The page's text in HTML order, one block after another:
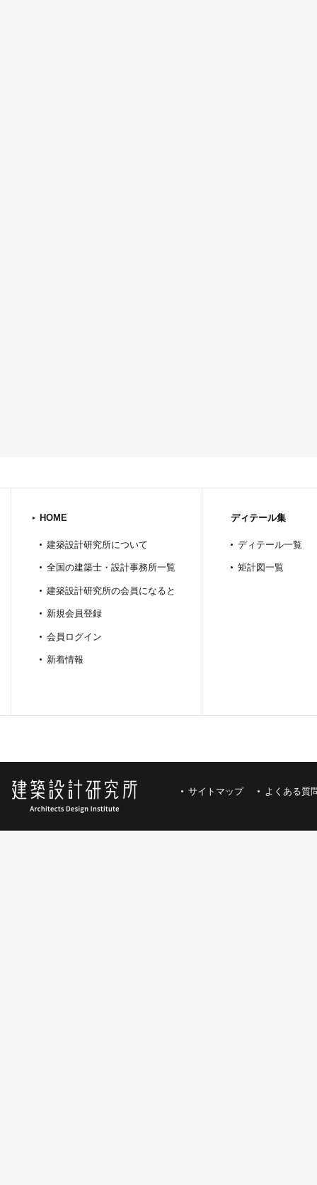
HOME
建築設計研究所について
全国の建築士・設計事務所一覧
建築設計研究所の会員になると
新規会員登録
会員ログイン
新着情報
ディテール集
ディテール一覧
矩計図一覧
サイトマップ よくある質